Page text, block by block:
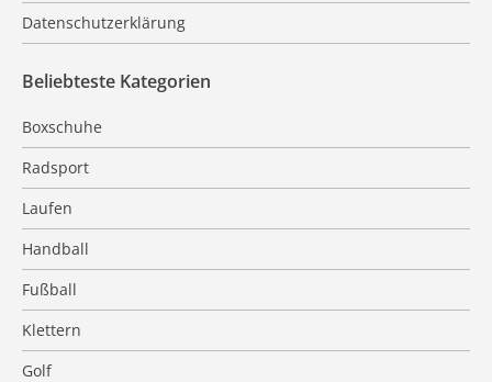
Datenschutzerklärung
Beliebteste Kategorien
Boxschuhe
Radsport
Laufen
Handball
Fußball
Klettern
Golf